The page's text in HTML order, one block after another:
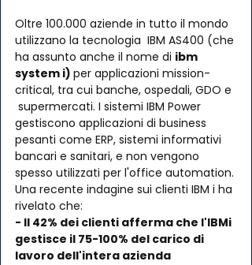
Oltre 100.000 aziende in tutto il mondo
utilizzano la tecnologia  IBM AS400 (che
ha assunto anche il nome di ibm
system i) per applicazioni mission-
critical, tra cui banche, ospedali, GDO e
supermercati. I sistemi IBM Power
gestiscono applicazioni di business
pesanti come ERP, sistemi informativi
bancari e sanitari, e non vengono
spesso utilizzati per l'office automation.
Una recente indagine sui clienti IBM i ha
rivelato che:
- Il 42% dei clienti afferma che l'IBMi
gestisce il 75-100% del carico di
lavoro dell'intera azienda